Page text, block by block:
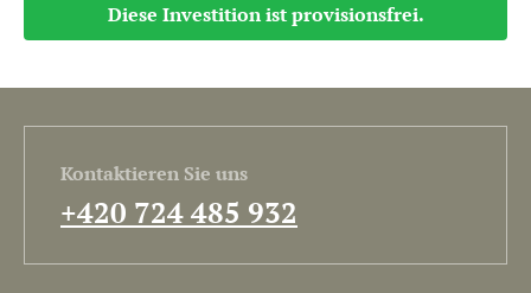
Diese Investition ist provisionsfrei.
Kontaktieren Sie uns
+420 724 485 932